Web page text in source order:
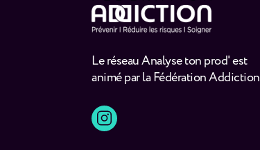
Le réseau Analyse ton prod' est
animé par la Fédération Addiction